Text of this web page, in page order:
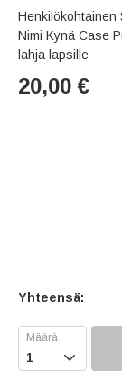
e
Henkilökohtainen
Nimi Kynä Case
lahja lapsille
20,00 €
Yhteensä:
